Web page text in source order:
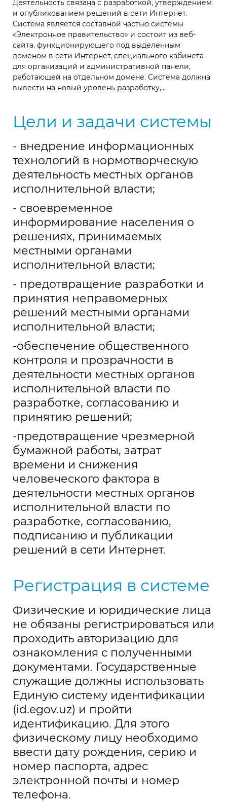
Деятельность связана с разработкой, утверждением
и опубликованием решений в сети Интернет.
Система является составной частью системы
«Электронное правительство» и состоит из веб-
сайта, функционирующего под выделенным
доменом в сети Интернет, специального кабинета
для организаций и административной панели,
работающей на отдельном домене. Система должна
вывести на новый уровень разработку,
администрации путём внедрения информационных
технологий. В частности, система помогает внедрить
единый порядок этой деятельности по всей
республике.
Цели и задачи системы
- внедрение информационных
технологий в нормотворческую
деятельность местных органов
исполнительной власти;
- своевременное
информирование населения о
решениях, принимаемых
местными органами
исполнительной власти;
- предотвращение разработки и
принятия неправомерных
решений местными органами
исполнительной власти;
-обеспечение общественного
контроля и прозрачности в
деятельности местных органов
исполнительной власти по
разработке, согласованию и
принятию решений;
-предотвращение чрезмерной
бумажной работы, затрат
времени и снижения
человеческого фактора в
деятельности местных органов
исполнительной власти по
разработке, согласованию,
подписанию и публикации
решений в сети Интернет.
Регистрация в системе
Физические и юридические лица
не обязаны регистрироваться или
проходить авторизацию для
ознакомления с полученными
документами. Государственные
служащие должны использовать
Единую систему идентификации
(id.egov.uz) и пройти
идентификацию. Для этого
физическому лицу необходимо
ввести дату рождения, серию и
номер паспорта, адрес
электронной почты и номер
телефона.